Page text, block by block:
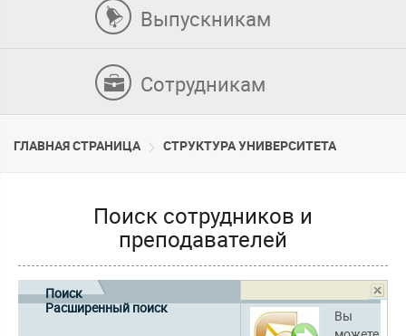
Выпускникам
Сотрудникам
ГЛАВНАЯ СТРАНИЦА CТРУКТУРА УНИВЕРСИТЕТА
Поиск сотрудников и
преподавателей
Вы
Поиск
Расширенный поиск